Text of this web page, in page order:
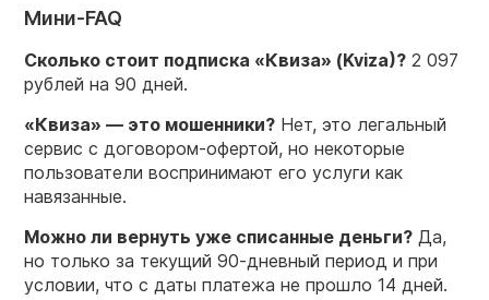
Мини-FAQ
Сколько стоит подписка «Квиза» (Kviza)? 2 097
рублей на 90 дней.
«Квиза» — это мошенники? Нет, это легальный
сервис с договором-офертой, но некоторые
пользователи воспринимают его услуги как
навязанные.
Можно ли вернуть уже списанные деньги? Да,
но только за текущий 90-дневный период и при
условии, что с даты платежа не прошло 14 дней.